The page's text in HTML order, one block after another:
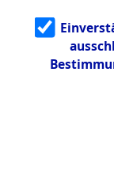
g
5.3.3